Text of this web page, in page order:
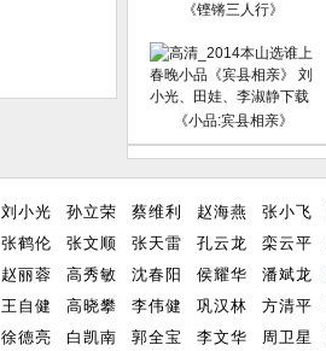
《铿锵三人行》
《小品:宾县相亲》
刘小光 孙立荣 蔡维利 赵海燕 张小飞
张鹤伦 张文顺 张天雷 孔云龙 栾云平
赵丽蓉 高秀敏 沈春阳 侯耀华 潘斌龙
王自健 高晓攀 李伟健 巩汉林 方清平
徐德亮 白凯南 郭全宝 李文华 周卫星